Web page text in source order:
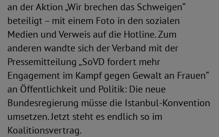
an der Aktion „Wir brechen das Schweigen“
beteiligt – mit einem Foto in den sozialen
Medien und Verweis auf die Hotline. Zum
anderen wandte sich der Verband mit der
Pressemitteilung „SoVD fordert mehr
Engagement im Kampf gegen Gewalt an Frauen“
an Öffentlichkeit und Politik: Die neue
Bundesregierung müsse die Istanbul-Konvention
umsetzen. Jetzt steht es endlich so im
Koalitionsvertrag.